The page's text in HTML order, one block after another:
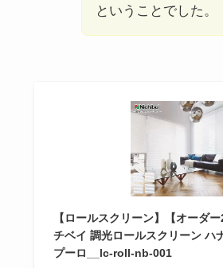
ということでした。
【ロールスクリーン】【オーダ
チベイ 調光ロールスクリーン ハ
プーロ__lc-roll-nb-001